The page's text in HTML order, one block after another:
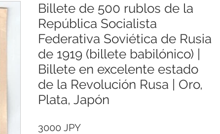
Billete de 500 rublos de la
República Socialista
Federativa Soviética de Rusia
de 1919 (billete babilónico) |
Billete en excelente estado
de la Revolución Rusa | Oro,
Plata, Japón
3000 JPYPrecio